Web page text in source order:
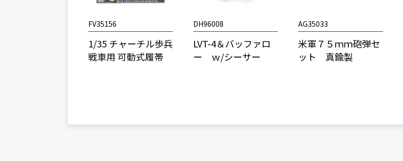
FV35156
1/35 チャーチル歩兵
戦車用 可動式履帯
DH96008
LVT-4＆バッファロ
ー ｗ/シーサー
AG35033
米軍７５ｍｍ砲弾セ
ット 真鍮製